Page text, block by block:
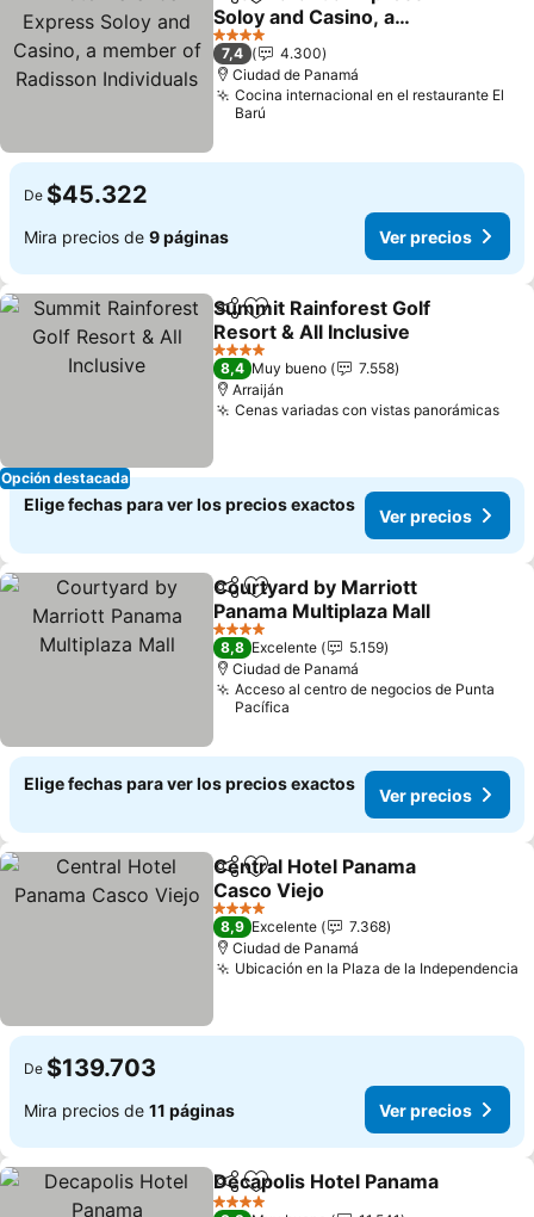
Agregar a favoritos
Soloy and Casino, a
member of Radisson
Individuals
Ver precios
4 Estrellas
7,4
4.300
Ciudad de Panamá
Cocina internacional en el restaurante El
Barú
De $45.322
Mira precios de 9 páginas Ver precios
Opción destacada
CompartirAgregar a favoritos
Summit Rainforest Golf
Resort & All Inclusive
Ver precios
4 Estrellas
8,4 Muy bueno
7.558
Arraiján
Cenas variadas con vistas panorámicas
Elige fechas para ver los precios exactos
Ver precios
CompartirAgregar a favoritos
Courtyard by Marriott
Panama Multiplaza Mall
Ver precios
4 Estrellas
8,8 Excelente
5.159
Ciudad de Panamá
Acceso al centro de negocios de Punta
Pacífica
Elige fechas para ver los precios exactos
Ver precios
CompartirAgregar a favoritos
Central Hotel Panama
Casco Viejo
Ver precios
4 Estrellas
8,9 Excelente
7.368
Ciudad de Panamá
Ubicación en la Plaza de la Independencia
De $139.703
Mira precios de 11 páginas Ver precios
CompartirAgregar a favoritos
Decapolis Hotel Panama
4 Estrellas